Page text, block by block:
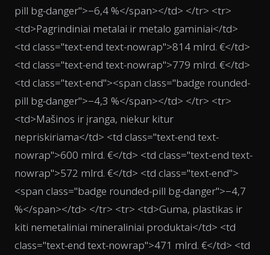
pill bg-danger">−6,4 %</span></td> </tr> <tr>
<td>Pagrindiniai metalai ir metalo gaminiai</td>
<td class="text-end text-nowrap">814 mlrd. €</td>
<td class="text-end text-nowrap">779 mlrd. €</td>
<td class="text-end"><span class="badge rounded-
pill bg-danger">−4,3 %</span></td> </tr> <tr>
<td>Mašinos ir įranga, niekur kitur
nepriskiriama</td> <td class="text-end text-
nowrap">600 mlrd. €</td> <td class="text-end text-
nowrap">572 mlrd. €</td> <td class="text-end">
<span class="badge rounded-pill bg-danger">−4,7
%</span></td> </tr> <tr> <td>Guma, plastikas ir
kiti nemetaliniai mineraliniai produktai</td> <td
class="text-end text-nowrap">471 mlrd. €</td> <td